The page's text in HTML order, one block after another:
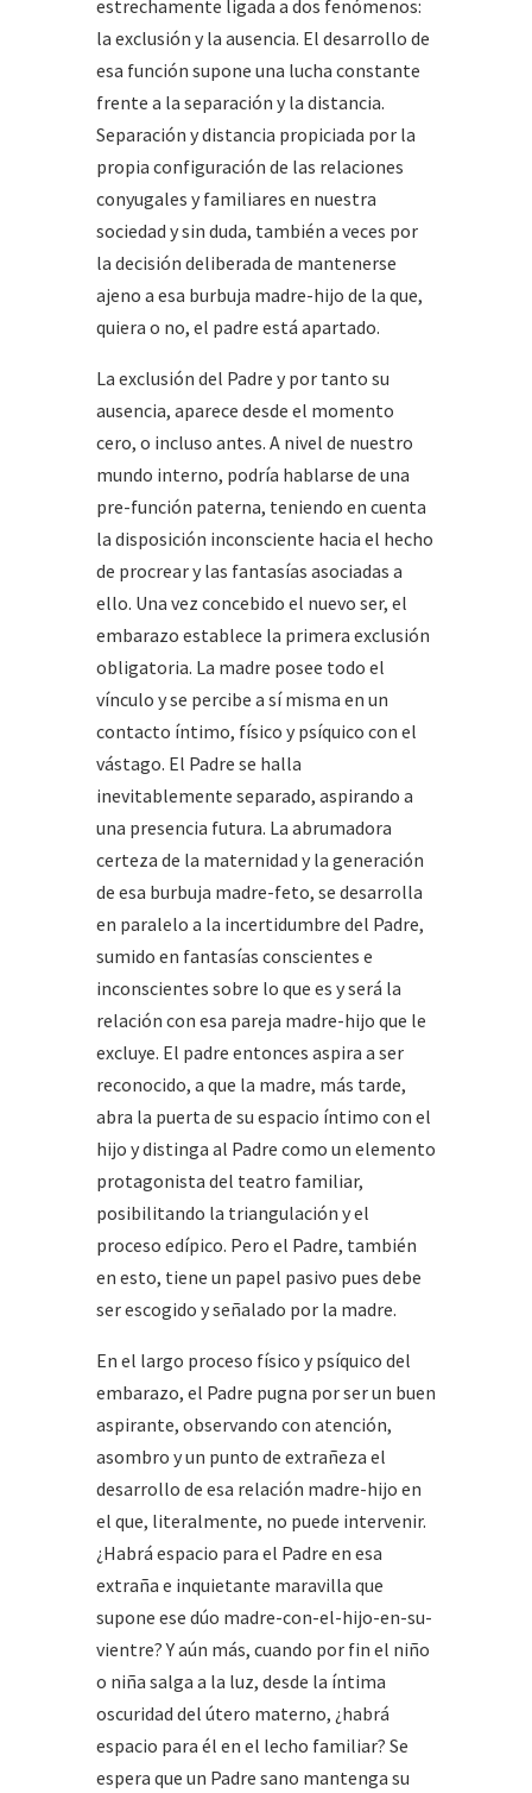
estrechamente ligada a dos fenómenos:
la exclusión y la ausencia. El desarrollo de
esa función supone una lucha constante
frente a la separación y la distancia.
Separación y distancia propiciada por la
propia configuración de las relaciones
conyugales y familiares en nuestra
sociedad y sin duda, también a veces por
la decisión deliberada de mantenerse
ajeno a esa burbuja madre-hijo de la que,
quiera o no, el padre está apartado.
La exclusión del Padre y por tanto su
ausencia, aparece desde el momento
cero, o incluso antes. A nivel de nuestro
mundo interno, podría hablarse de una
pre-función paterna, teniendo en cuenta
la disposición inconsciente hacia el hecho
de procrear y las fantasías asociadas a
ello. Una vez concebido el nuevo ser, el
embarazo establece la primera exclusión
obligatoria. La madre posee todo el
vínculo y se percibe a sí misma en un
contacto íntimo, físico y psíquico con el
vástago. El Padre se halla
inevitablemente separado, aspirando a
una presencia futura. La abrumadora
certeza de la maternidad y la generación
de esa burbuja madre-feto, se desarrolla
en paralelo a la incertidumbre del Padre,
sumido en fantasías conscientes e
inconscientes sobre lo que es y será la
relación con esa pareja madre-hijo que le
excluye. El padre entonces aspira a ser
reconocido, a que la madre, más tarde,
abra la puerta de su espacio íntimo con el
hijo y distinga al Padre como un elemento
protagonista del teatro familiar,
posibilitando la triangulación y el
proceso edípico. Pero el Padre, también
en esto, tiene un papel pasivo pues debe
ser escogido y señalado por la madre.
En el largo proceso físico y psíquico del
embarazo, el Padre pugna por ser un buen
aspirante, observando con atención,
asombro y un punto de extrañeza el
desarrollo de esa relación madre-hijo en
el que, literalmente, no puede intervenir.
¿Habrá espacio para el Padre en esa
extraña e inquietante maravilla que
supone ese dúo madre-con-el-hijo-en-su-
vientre? Y aún más, cuando por fin el niño
o niña salga a la luz, desde la íntima
oscuridad del útero materno, ¿habrá
espacio para él en el lecho familiar? Se
espera que un Padre sano mantenga su